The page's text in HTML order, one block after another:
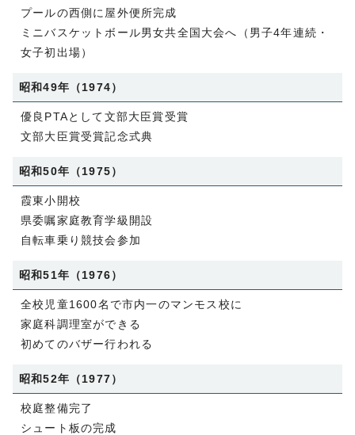
プールの西側に屋外便所完成
ミニバスケットボール男女共全国大会へ（男子4年連続・
女子初出場）
昭和49年（1974）
優良PTAとして文部大臣賞受賞
文部大臣賞受賞記念式典
昭和50年（1975）
霞東小開校
県委嘱家庭教育学級開設
自転車乗り競技会参加
昭和51年（1976）
全校児童1600名で市内一のマンモス校に
家庭科調理室ができる
初めてのバザー行われる
昭和52年（1977）
校庭整備完了
シュート板の完成